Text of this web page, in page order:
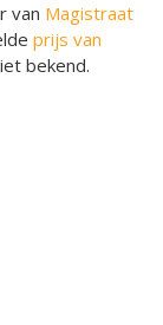
van Magistraat
prijs van
bekend.